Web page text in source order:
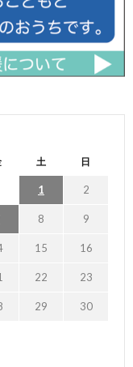
土 日
1 2
8 9
15 16
22 23
29 30